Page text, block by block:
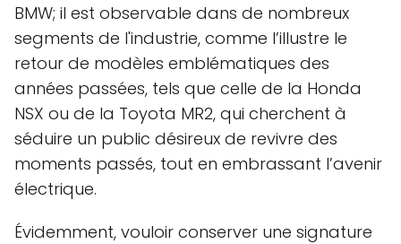
BMW; il est observable dans de nombreux
segments de l'industrie, comme l’illustre le
retour de modèles emblématiques des
années passées, tels que celle de la Honda
NSX ou de la Toyota MR2, qui cherchent à
séduire un public désireux de revivre des
moments passés, tout en embrassant l’avenir
électrique.
Évidemment, vouloir conserver une signature